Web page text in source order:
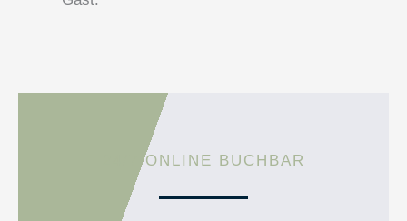
24/7 ONLINE BUCHBAR